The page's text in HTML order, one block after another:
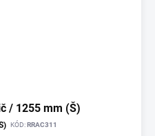
/ 1255 mm (Š)
KÓD:RRAC311